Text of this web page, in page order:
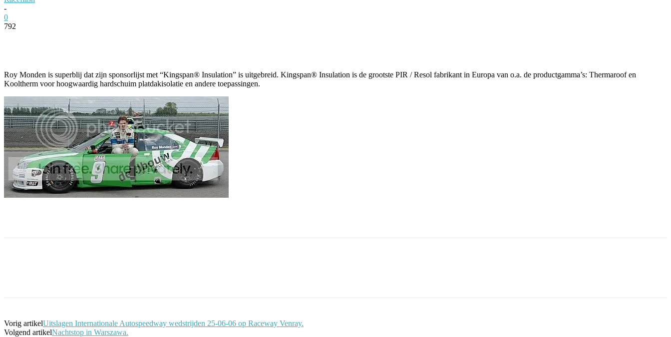
-
0
792
Roy Monden is superblij dat zijn sponsorlijst met “Kingspan® Insulation” is uitgebreid. Kingspan® Insulation is de grootste PIR / Resol fabrikant in Europa van o.a. de productgamma’s: Thermaroof en
Kooltherm voor hoogwaardig hardschuim platdakisolatie en andere toepassingen.
Vorig artikelUitslagen Internationale Autospeedway wedstrijden 25-06-06 op Raceway Venray.
Volgend artikelNachtstop in Warszawa.